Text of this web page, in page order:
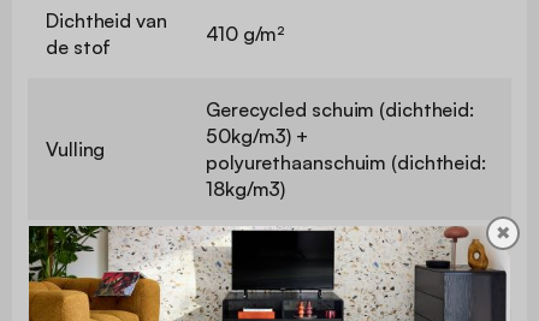
Dichtheid van
de stof
410 g/m²
Vulling
Gerecycled schuim (dichtheid:
50kg/m3) +
polyurethaanschuim (dichtheid:
18kg/m3)
Dichtheid
zitschuim
Polyurethaanschuim (24kg/m3)
✖